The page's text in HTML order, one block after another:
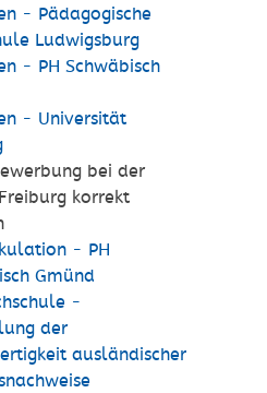
- Pädagogische
Ludwigsburg
- PH Schwäbisch
- Universität
bei der
korrekt
- PH
Gmünd
-
der
ausländischer